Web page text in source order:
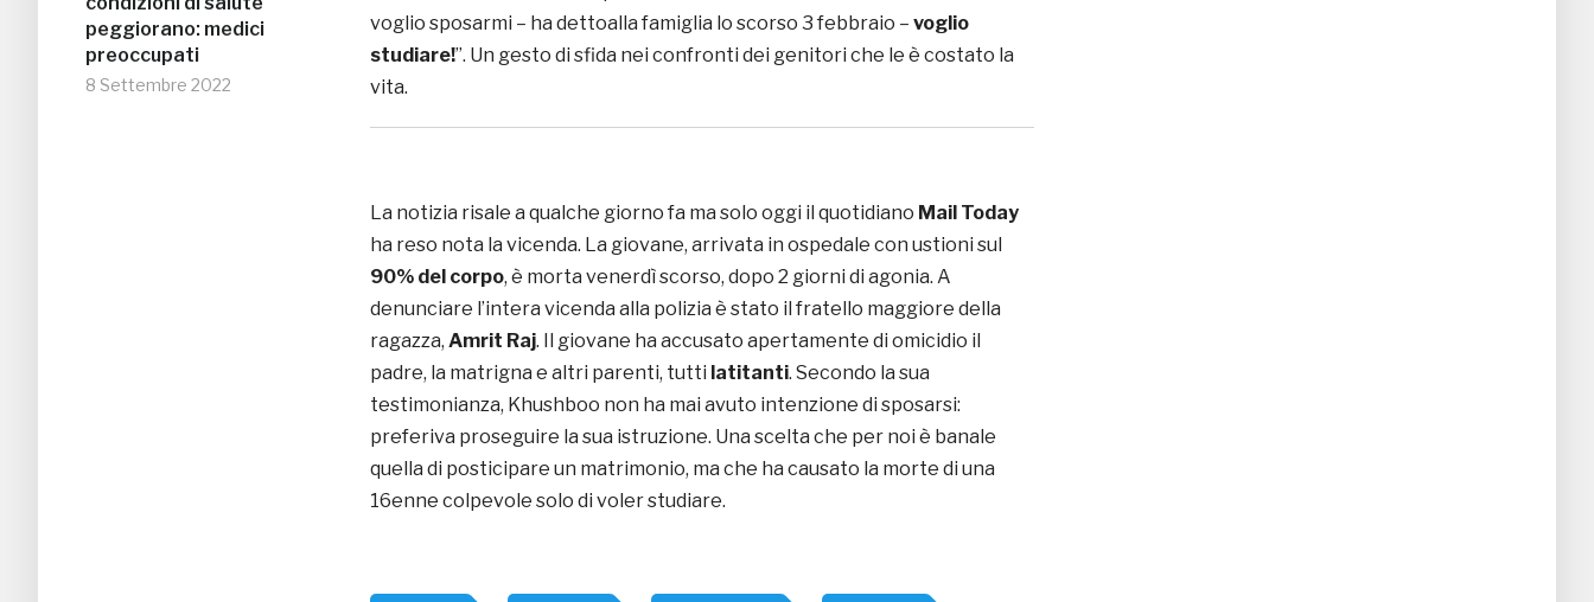
peggiorano: medici
preoccupati
8 Settembre 2022
voglio sposarmi – ha dettoalla famiglia lo scorso 3 febbraio – voglio
studiare!”. Un gesto di sfida nei confronti dei genitori che le è costato la
vita.
La notizia risale a qualche giorno fa ma solo oggi il quotidiano Mail Today
ha reso nota la vicenda. La giovane, arrivata in ospedale con ustioni sul
90% del corpo, è morta venerdì scorso, dopo 2 giorni di agonia. A
denunciare l’intera vicenda alla polizia è stato il fratello maggiore della
ragazza, Amrit Raj. Il giovane ha accusato apertamente di omicidio il
padre, la matrigna e altri parenti, tutti latitanti. Secondo la sua
testimonianza, Khushboo non ha mai avuto intenzione di sposarsi:
preferiva proseguire la sua istruzione. Una scelta che per noi è banale
quella di posticipare un matrimonio, ma che ha causato la morte di una
16enne colpevole solo di voler studiare.